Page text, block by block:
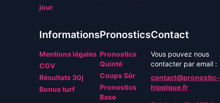
jour
Informations
Mentions légales
CGV
Résultats 30j
Bonus turf
Pronostics
Pronostics
Quinté
Coups Sûr
Pronostics
Base
Contact
Vous pouvez nous
contacter par email :
contact@pronostic-
hippique.fr